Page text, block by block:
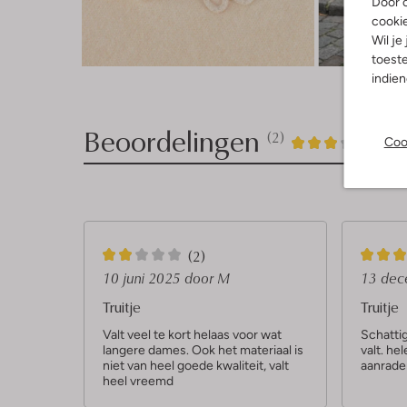
Wil je
Beoordelingen (2) 3/5
2
3
2
S
t
e
r
r
(2)
10 juni 2025 door M
Truitje
Valt veel te kort helaas voor wat
langere dames. Ook het materiaal is
niet van heel goede kwaliteit, valt
heel vreemd
4
S
t
e
r
13
Truitje
valt.